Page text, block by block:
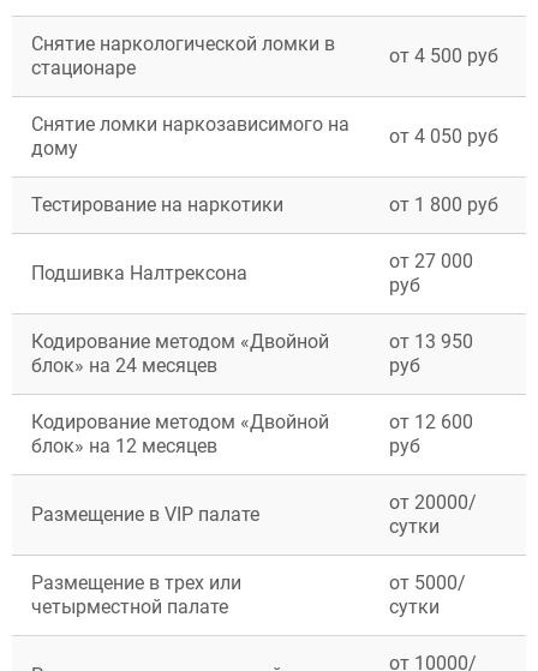
Снятие наркологической ломки в
стационаре
от 4 500 руб
Снятие ломки наркозависимого на
дому
от 4 050 руб
Тестирование на наркотики от 1 800 руб
Подшивка Налтрексона
от 27 000
руб
Кодирование методом «Двойной
блок» на 24 месяцев
от 13 950
руб
Кодирование методом «Двойной
блок» на 12 месяцев
от 12 600
руб
Размещение в VIP палате
от 20000/
сутки
Размещение в трех или
четырместной палате
от 5000/
сутки
от 10000/
ЗАДАТЬ ВОПРОС
Москва
Видное
Балашиха
Воскресенск
Долгопрудный
Дубна
Егорьевск
Ивантеевка
Клин
Красногорск
Лобня
Люберцы
Мытищи
Ногинск
Одинцово
Орехово-Зуево
Пушкино
Сергиев Посад
Серпухов
Химки